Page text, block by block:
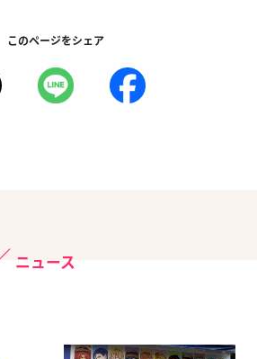
このページをシェア
ニュース